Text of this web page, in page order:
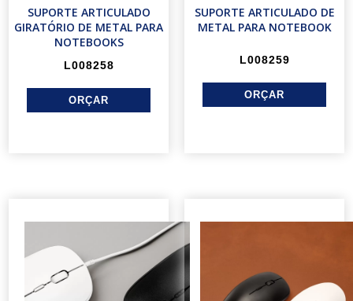
SUPORTE ARTICULADO
GIRATÓRIO DE METAL PARA
NOTEBOOKS
L008258
SUPORTE ARTICULADO DE
METAL PARA NOTEBOOK
L008259